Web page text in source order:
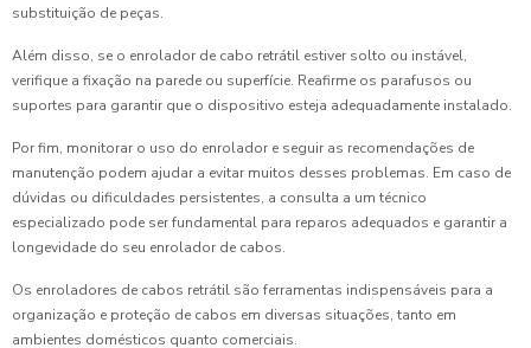
substituição de peças.
Além disso, se o enrolador de cabo retrátil estiver solto ou instável,
verifique a fixação na parede ou superfície. Reafirme os parafusos ou
suportes para garantir que o dispositivo esteja adequadamente instalado.
Por fim, monitorar o uso do enrolador e seguir as recomendações de
manutenção podem ajudar a evitar muitos desses problemas. Em caso de
dúvidas ou dificuldades persistentes, a consulta a um técnico
especializado pode ser fundamental para reparos adequados e garantir a
longevidade do seu enrolador de cabos.
Os enroladores de cabos retrátil são ferramentas indispensáveis para a
organização e proteção de cabos em diversas situações, tanto em
ambientes domésticos quanto comerciais.